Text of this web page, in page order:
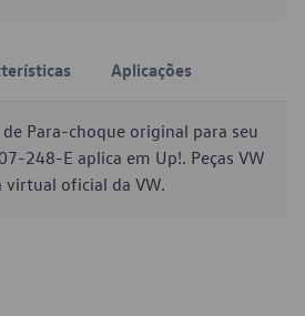
Aplicações
Para-choque original para seu
248-E aplica em Up!. Peças VW
virtual oficial da VW.